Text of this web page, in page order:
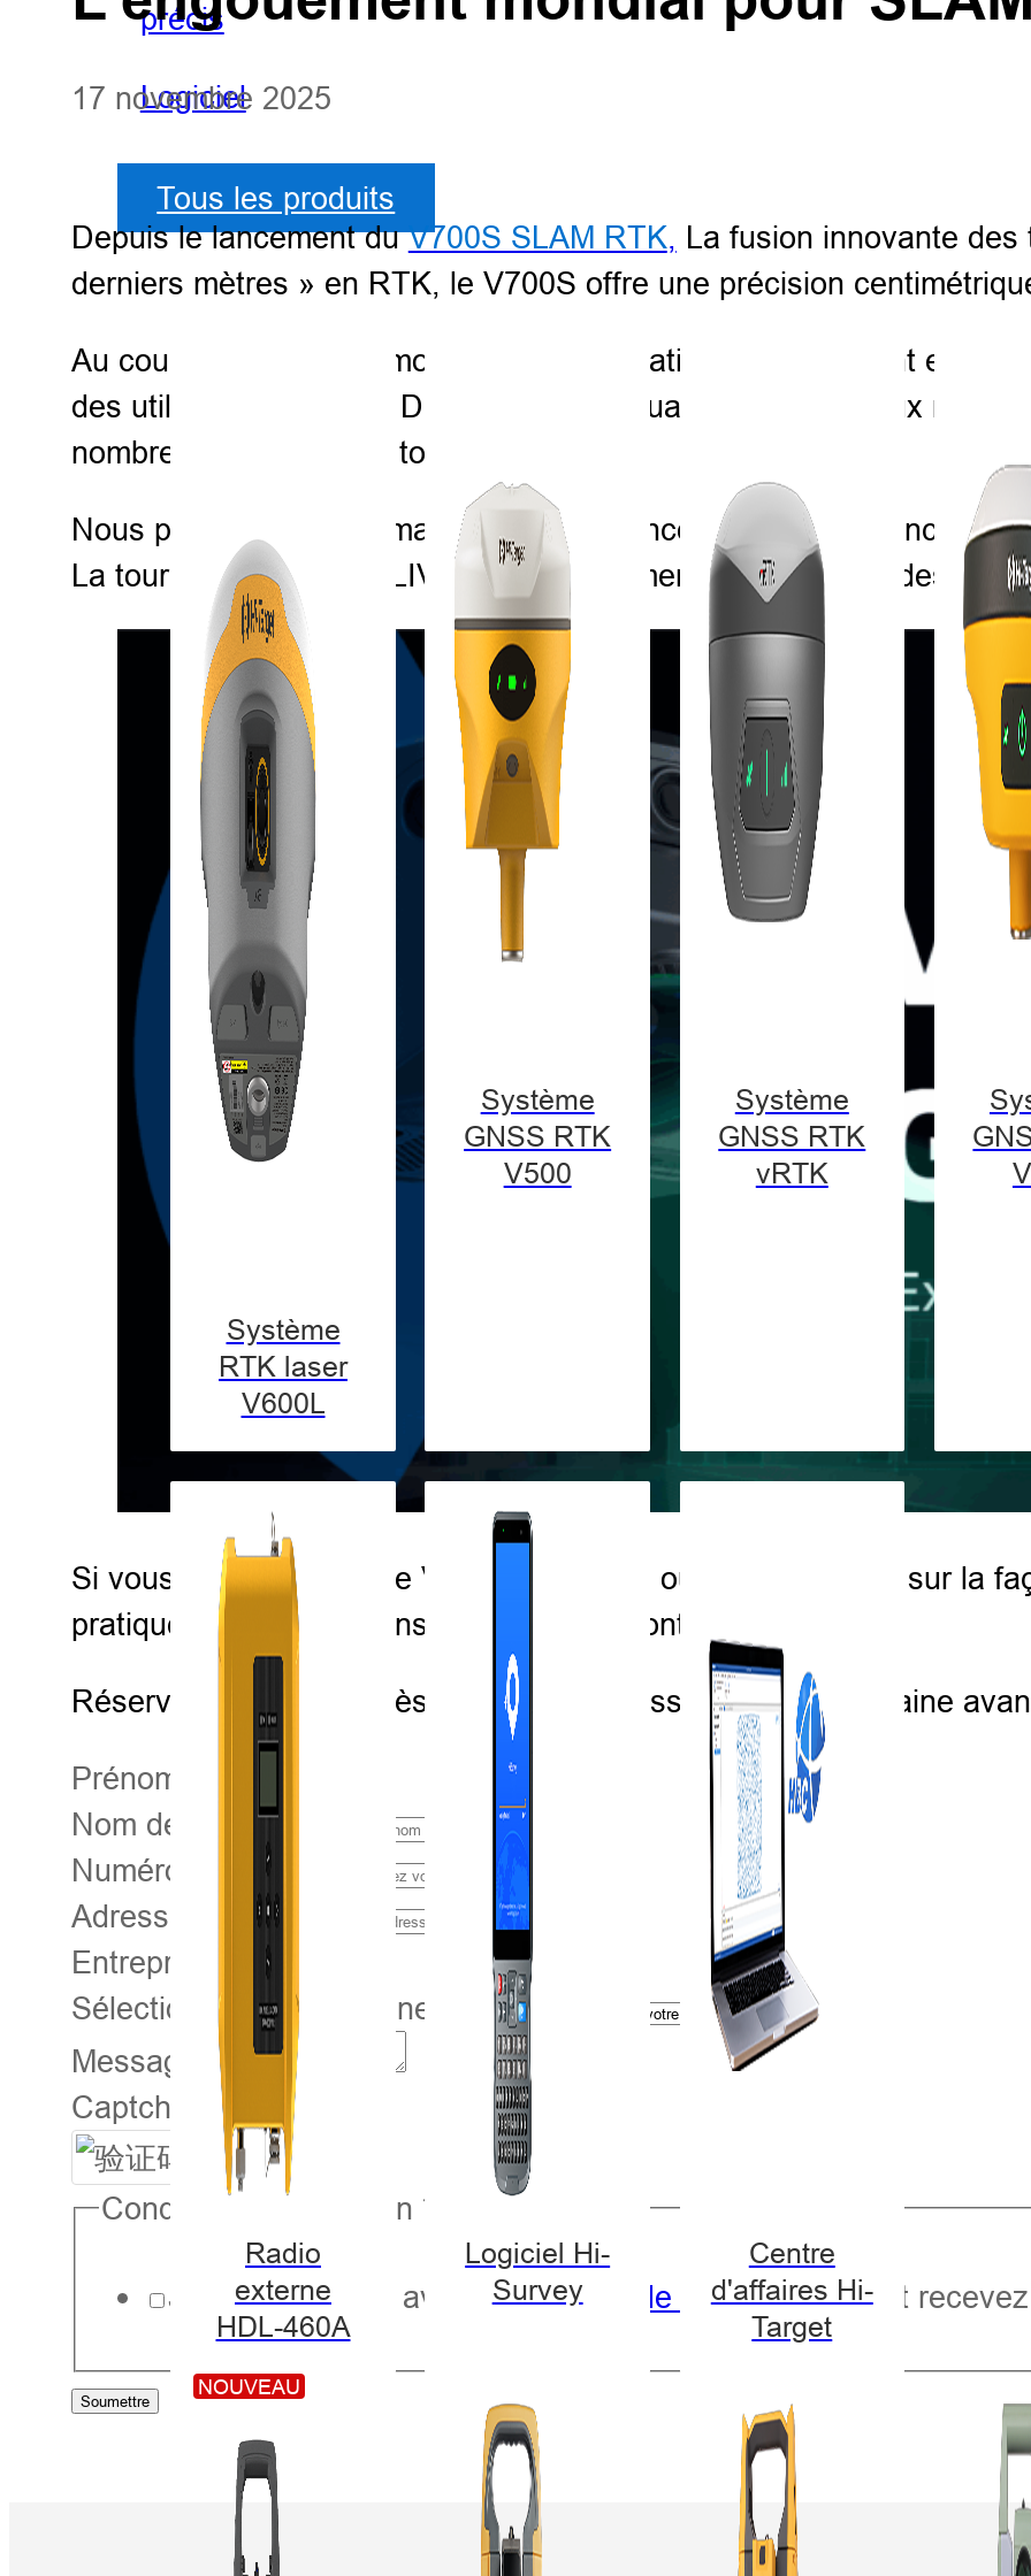
précis
Logiciel
Tous les produits
Système
RTK laser
V600L
Système
GNSS RTK
V500
Système
GNSS RTK
vRTK
Radio
externe
HDL-460A
Logiciel Hi-
Survey
Centre
d'affaires Hi-
Target
NOUVEAU
17 novembre 2025
Depuis le lancement duV700S SLAM RTK, La fusion innovante
derniers mètres » en RTK, le V700S offre une précision
Au cours des derniers mois, des manifestations en direct ont eu lieu
des utilisateurs locaux. Du balayage de quartiers urbains aux
nombreux débats dans toute la région.
Nous proposons désormais cette expérience à un nombre encore
La tournée V700S GO LIVE est officiellement lancée, avec des
Si vous souhaitez voir le V700S en action ou en savoir plus sur la
pratiques et des sessions techniques seront proposés.
Réservez votre place dès aujourd'hui et assistez à la prochaine
Prénom
Nom de famille
Numéro de contact
Adresse email*
Entreprise
Sélectionnez un pays/une région
Message
Captcha
Disposition
numéros
Conditions d'utilisation *
Je suis d'accord avec lepolitique de confidentialité et
Soumettre